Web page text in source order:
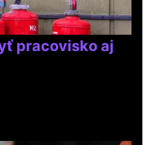
pracovisko aj